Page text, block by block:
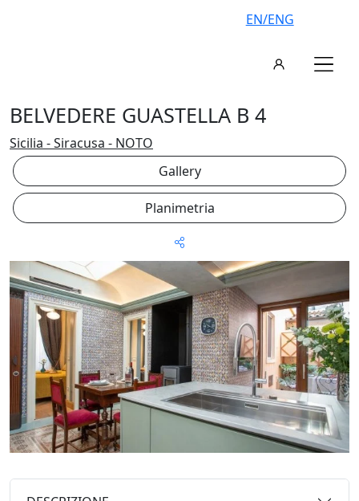
EN/ENG
BELVEDERE GUASTELLA B 4
Sicilia - Siracusa - NOTO
Gallery
Planimetria